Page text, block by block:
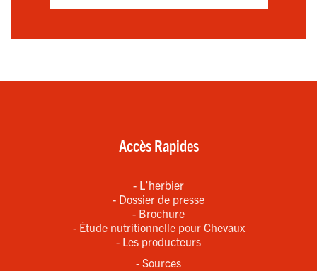
Accès Rapides
- L’herbier
- Dossier de presse
- Brochure
- Étude nutritionnelle pour Chevaux
- Les producteurs
- Sources